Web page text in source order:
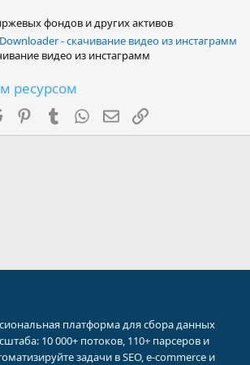
фондов и других активов
- скачивание видео из инстаграмм
видео из инстаграмм
ресурсом
Reddit PinterestTumblr WhatsApp
Электронная почта
Ссылка
платформа для сбора данных
10 000+ потоков, 110+ парсеров и
задачи в SEO, e-commerce и